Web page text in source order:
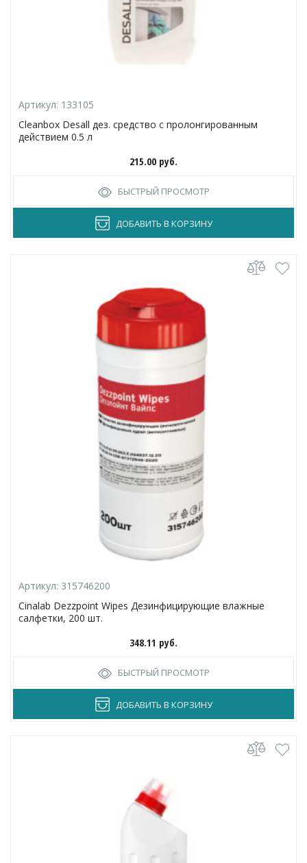
Артикул: 133105
Cleanbox Desall дез. средство с пролонгированным
действием 0.5 л
215.00 руб.
БЫСТРЫЙ ПРОСМОТР
ДОБАВИТЬ В КОРЗИНУ
Артикул: 315746200
Cinalab Dezzpoint Wipes Дезинфицирующие влажные
салфетки, 200 шт.
348.11 руб.
БЫСТРЫЙ ПРОСМОТР
ДОБАВИТЬ В КОРЗИНУ